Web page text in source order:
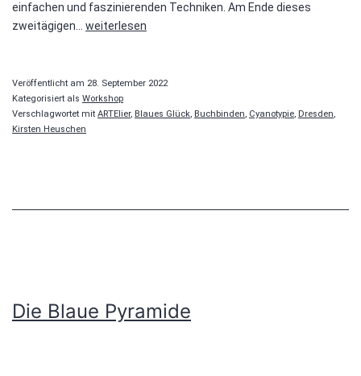
einfachen und faszinierenden Techniken. Am Ende dieses
zweitägigen… Das
weiterlesen
Veröffentlicht am 28. September 2022
Kategorisiert als Workshop
Verschlagwortet mit ARTElier, Blaues Glück, Buchbinden, Cyanotypie, Dresden,
Kirsten Heuschen
Die Blaue Pyramide